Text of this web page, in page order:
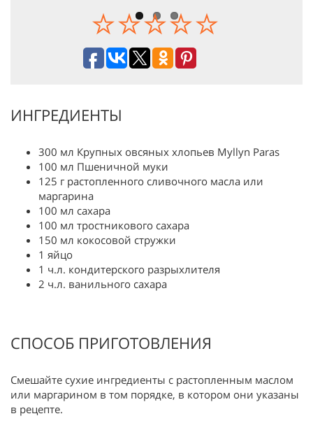
ИНГРЕДИЕНТЫ
300 мл Крупных овсяных хлопьев Myllyn Paras
100 мл Пшеничной муки
125 г растопленного сливочного масла или
маргарина
100 мл сахара
100 мл тростникового сахара
150 мл кокосовой стружки
1 яйцо
1 ч.л. кондитерского разрыхлителя
2 ч.л. ванильного сахара
СПОСОБ ПРИГОТОВЛЕНИЯ
Смешайте сухие ингредиенты с растопленным маслом
или маргарином в том порядке, в котором они указаны
в рецепте.